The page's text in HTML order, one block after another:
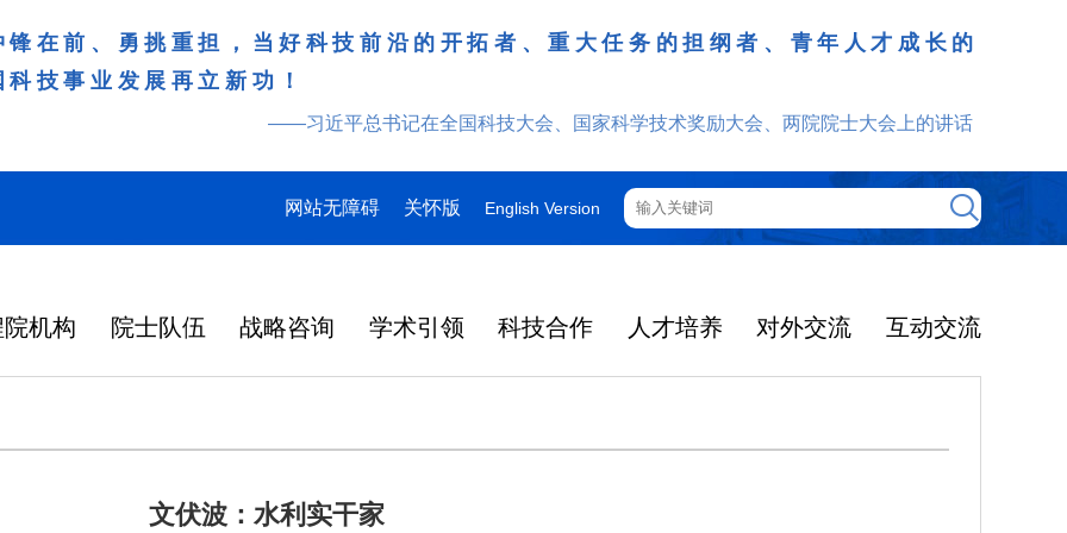
在前、勇挑重担，当好科技前沿的开拓者、重大任务的担纲者、青年人才成长的
技事业发展再立新功！
——习近平总书记在全国科技大会、国家科学技术奖励大会、两院院士大会上的讲话
网站无障碍 关怀版 English Version
机构 院士队伍 战略咨询 学术引领 科技合作 人才培养 对外交流 互动交流
文伏波：水利实干家